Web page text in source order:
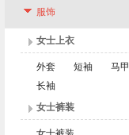
服饰
女士上衣
外套 短袖
马甲
长袖
女士裤装